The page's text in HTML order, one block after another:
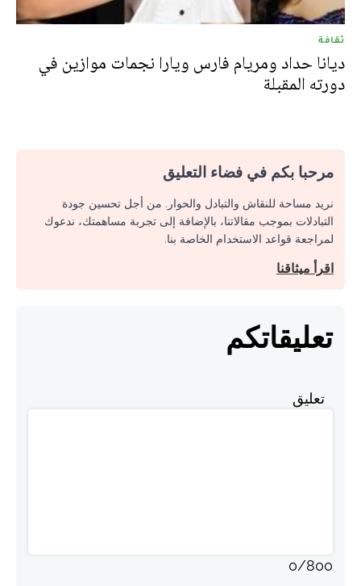
ثقافة
ديانا حداد ومريام فارس ويارا نجمات موازين في
دورته المقبلة
مرحبا بكم في فضاء التعليق
نريد مساحة للنقاش والتبادل والحوار. من أجل تحسين جودة
التبادلات بموجب مقالاتنا، بالإضافة إلى تجربة مساهمتك، ندعوك
لمراجعة قواعد الاستخدام الخاصة بنا.
اقرأ ميثاقنا
تعليقاتكم
تعليق
0/800